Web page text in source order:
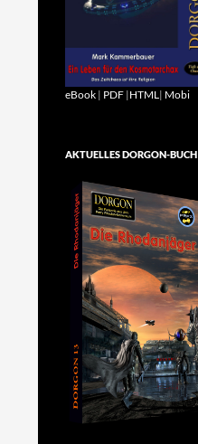
eBook | PDF |HTML | Mobi
AKTUELLES DORGON-BUCH